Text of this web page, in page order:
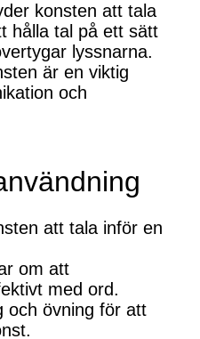
konsten att tala
hålla tal på ett sätt
lyssnarna.
är en viktig
och
att tala inför en
om att
med ord.
och övning för att